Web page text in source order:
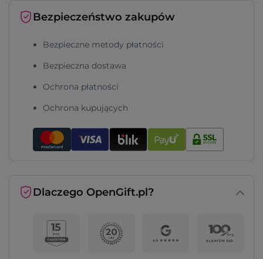
Bezpieczeństwo zakupów
Bezpieczne metody płatności
Bezpieczna dostawa
Ochrona płatności
Ochrona kupujących
Dlaczego OpenGift.pl?